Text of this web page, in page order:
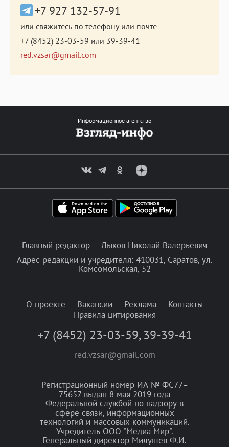
+7 927 132-57-91
или свяжитесь по телефону или почте
+7 (8452) 23-03-59 или 39-39-41
red.vzsar@gmail.com
Информационное агентство
Главный редактор — Лыков Николай Валерьевич
Адрес редакции и учредителя: 410031, Саратов, ул.
Комсомольская, 52
О проекте Вакансии Реклама
Контакты
Правила цитирования
+7 (8452) 23-03-59, 39-39-41
red.vzsar@gmail.com
Регистрационный номер ИА № ФС77–
75657 выдан 8 мая 2019 года
Федеральной службой по надзору в
сфере связи, информационных
технологий и массовых коммуникаций.
Учредитель ООО "Медиа Мир".
Генеральный директор Милушев Ф.И.